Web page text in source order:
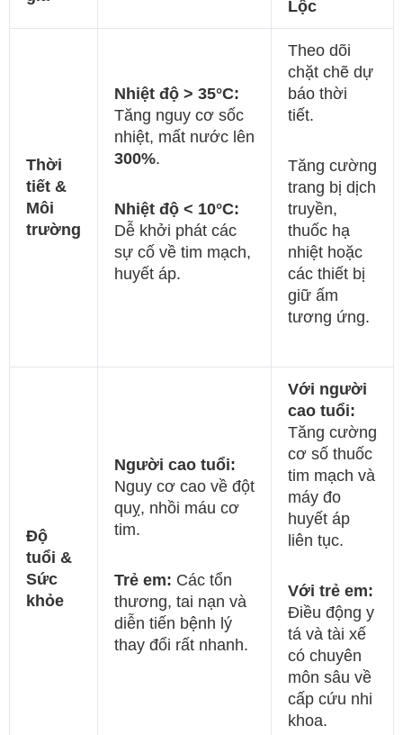
Lộc
Thời
tiết &
Môi
trường
Nhiệt độ > 35°C:
Tăng nguy cơ sốc
nhiệt, mất nước lên
300%.
Nhiệt độ < 10°C:
Dễ khởi phát các
sự cố về tim mạch,
huyết áp.
Theo dõi
chặt chẽ dự
báo thời
tiết.
Tăng cường
trang bị dịch
truyền,
thuốc hạ
nhiệt hoặc
các thiết bị
giữ ấm
tương ứng.
Độ
tuổi &
Sức
khỏe
Người cao tuổi:
Nguy cơ cao về đột
quỵ, nhồi máu cơ
tim.
Trẻ em: Các tổn
thương, tai nạn và
diễn tiến bệnh lý
thay đổi rất nhanh.
Với người
cao tuổi:
Tăng cường
cơ số thuốc
tim mạch và
máy đo
huyết áp
liên tục.
Với trẻ em:
Điều động y
tá và tài xế
có chuyên
môn sâu về
cấp cứu nhi
khoa.